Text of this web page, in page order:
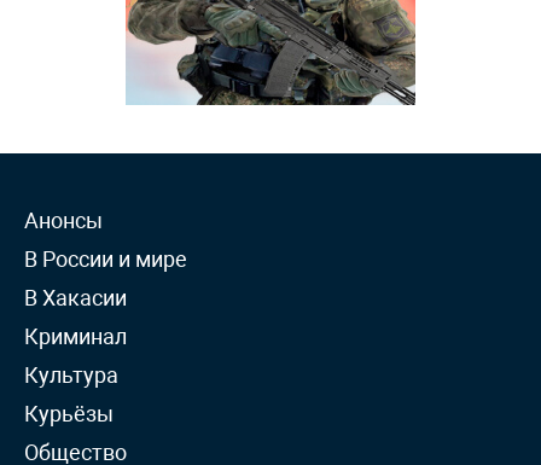
Анонсы
В России и мире
В Хакасии
Криминал
Культура
Курьёзы
Общество